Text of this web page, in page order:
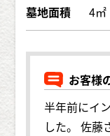
墓地面積 4㎡
お客様
半年前にイ
した。 佐藤